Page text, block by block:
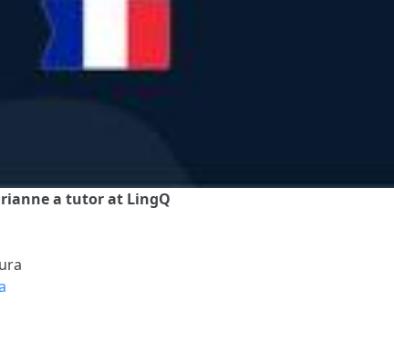
a tutor at LingQ